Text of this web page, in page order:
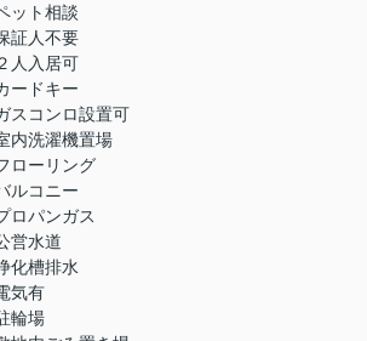
ット相談
証人不要
人入居可
ードキー
スコンロ設置可
内洗濯機置場
ローリング
ルコニー
ロパンガス
営水道
化槽排水
気有
輪場